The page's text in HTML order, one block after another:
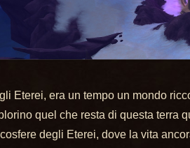
Eterei, era un tempo un mondo
quel che resta di questa terra
degli Eterei, dove la vita